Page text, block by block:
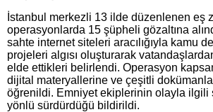
İstanbul merkezli 13 ilde düzenlenen eş
operasyonlarda 15 şüpheli gözaltına
sahte internet siteleri aracılığıyla kamu
projeleri algısı oluşturarak
elde ettikleri belirlendi. Operasyon
dijital materyallerine ve çeşitli
öğrenildi. Emniyet ekiplerinin olayla ilgili
yönlü sürdürdüğü bildirildi.